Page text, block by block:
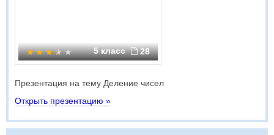
5 класс 28
Презентация на тему Деление чисел
Открыть презентацию »